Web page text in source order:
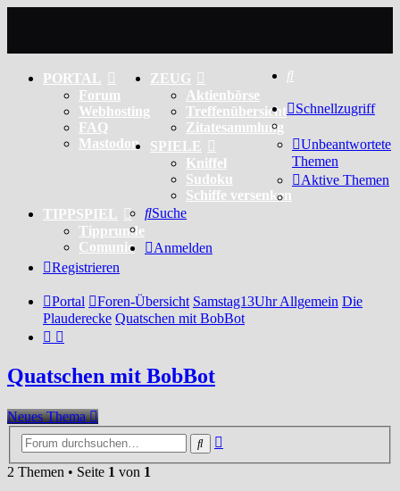
PORTAL
Forum
Webhosting
FAQ
Mastodon
ZEUG
Aktienbörse
Treffenübersicht
Zitatesammlung
SPIELE
Kniffel
Sudoku
Schiffe versenken
TIPPSPIEL
Tipprunde
Comunio
Schnellzugriff
Unbeantwortete
Themen
Aktive Themen
Suche
Anmelden
Registrieren
Portal Foren-Übersicht Samstag13Uhr Allgemein Die
Plauderecke Quatschen mit BobBot
Quatschen mit BobBot
Neues Thema
Suche
2 Themen • Seite 1 von 1